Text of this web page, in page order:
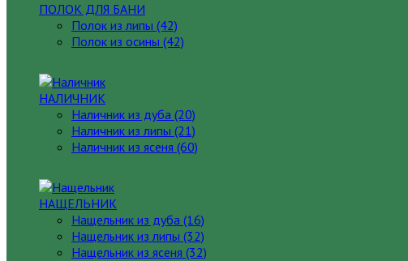
ПОЛОК ДЛЯ БАНИ
Полок из липы (42)
Полок из осины (42)
НАЛИЧНИК
Наличник из дуба (20)
Наличник из липы (21)
Наличник из ясеня (60)
НАЩЕЛЬНИК
Нащельник из дуба (16)
Нащельник из липы (32)
Нащельник из ясеня (32)